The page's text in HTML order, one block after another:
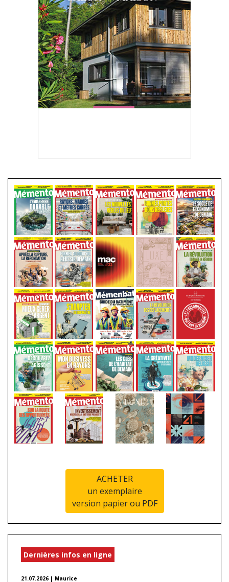
ACHETER
un exemplaire
version papier ou PDF
Dernières infos en ligne
21.07.2026 | Maurice